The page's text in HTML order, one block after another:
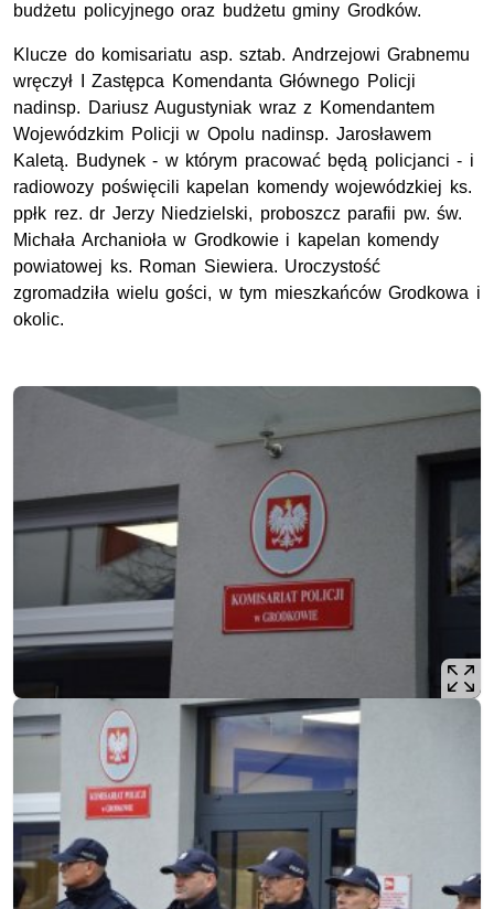
budżetu policyjnego oraz budżetu gminy Grodków.
Klucze do komisariatu asp. sztab. Andrzejowi Grabnemu
wręczył I Zastępca Komendanta Głównego Policji
nadinsp. Dariusz Augustyniak wraz z Komendantem
Wojewódzkim Policji w Opolu nadinsp. Jarosławem
Kaletą. Budynek - w którym pracować będą policjanci - i
radiowozy poświęcili kapelan komendy wojewódzkiej ks.
ppłk rez. dr Jerzy Niedzielski, proboszcz parafii pw. św.
Michała Archanioła w Grodkowie i kapelan komendy
powiatowej ks. Roman Siewiera. Uroczystość
zgromadziła wielu gości, w tym mieszkańców Grodkowa i
okolic.